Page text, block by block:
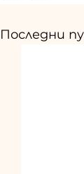
Последни